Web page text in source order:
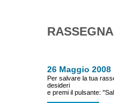
26 Maggio 2008
Per salvare la tua
desideri
e premi il pulsante: